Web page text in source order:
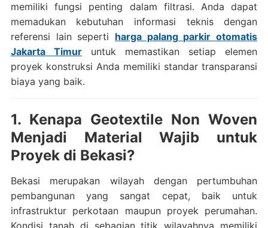
memiliki fungsi penting dalam filtrasi. Anda dapat
memadukan kebutuhan informasi teknis dengan
referensi lain seperti harga palang parkir otomatis
Jakarta Timuruntuk memastikan setiap elemen
proyek konstruksi Anda memiliki standar transparansi
biaya yang baik.
1. Kenapa Geotextile Non Woven
Menjadi Material Wajib untuk
Proyek di Bekasi?
Bekasi merupakan wilayah dengan pertumbuhan
pembangunan yang sangat cepat, baik untuk
infrastruktur perkotaan maupun proyek perumahan.